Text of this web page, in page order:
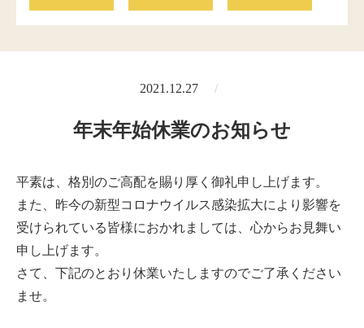
2021.12.27
年末年始休業のお知らせ
平素は、格別のご高配を賜り厚く御礼申し上げます。
また、昨今の新型コロナウイルス感染拡大により影響を
受けられている皆様におかれましては、心からお見舞い
申し上げます。
さて、下記のとおり休業いたしますのでご了承ください
ませ。